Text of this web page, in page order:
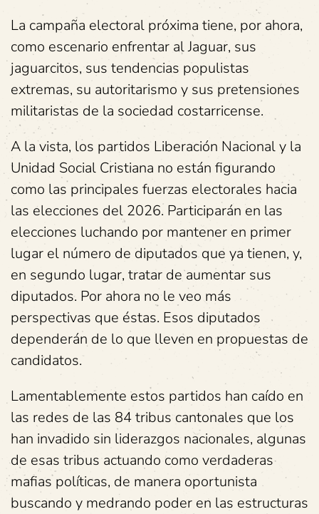
La campaña electoral próxima tiene, por ahora,
como escenario enfrentar al Jaguar, sus
jaguarcitos, sus tendencias populistas
extremas, su autoritarismo y sus pretensiones
militaristas de la sociedad costarricense.
A la vista, los partidos Liberación Nacional y la
Unidad Social Cristiana no están figurando
como las principales fuerzas electorales hacia
las elecciones del 2026. Participarán en las
elecciones luchando por mantener en primer
lugar el número de diputados que ya tienen, y,
en segundo lugar, tratar de aumentar sus
diputados. Por ahora no le veo más
perspectivas que éstas. Esos diputados
dependerán de lo que lleven en propuestas de
candidatos.
Lamentablemente estos partidos han caído en
las redes de las 84 tribus cantonales que los
han invadido sin liderazgos nacionales, algunas
de esas tribus actuando como verdaderas
mafias políticas, de manera oportunista
buscando y medrando poder en las estructuras